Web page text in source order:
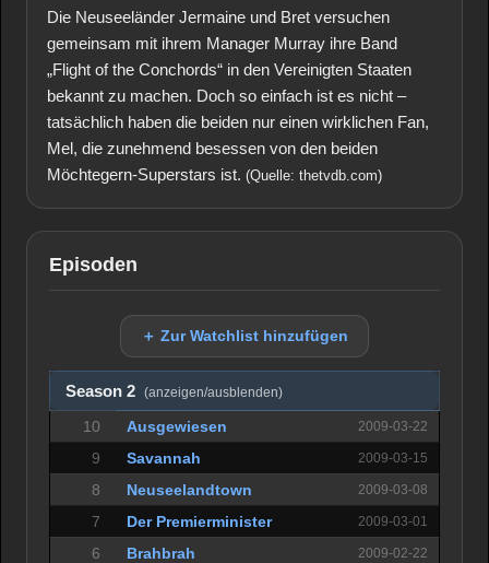
Die Neuseeländer Jermaine und Bret versuchen
gemeinsam mit ihrem Manager Murray ihre Band
„Flight of the Conchords“ in den Vereinigten Staaten
bekannt zu machen. Doch so einfach ist es nicht –
tatsächlich haben die beiden nur einen wirklichen Fan,
Mel, die zunehmend besessen von den beiden
Möchtegern-Superstars ist. (Quelle: thetvdb.com)
Episoden
＋ Zur Watchlist hinzufügen
Season 2 (anzeigen/ausblenden)
10 Ausgewiesen 2009-03-22
9 Savannah 2009-03-15
8 Neuseelandtown 2009-03-08
7 Der Premierminister 2009-03-01
6 Brahbrah 2009-02-22